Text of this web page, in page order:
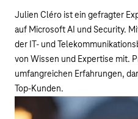
Julien Cléro ist ein gefragter
auf Microsoft AI und Security.
der IT- und
von Wissen und Expertise mit.
umfangreichen Erfahrungen,
Top-Kunden.